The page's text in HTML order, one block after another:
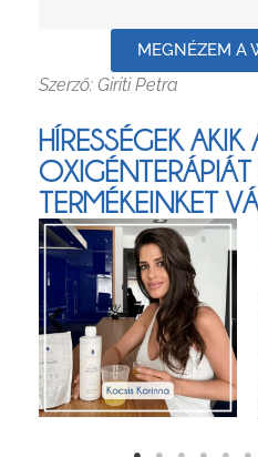
MEGNÉZEM A
Szerző: Giriti Petra
HÍRESSÉGEK AKIK
OXIGÉNTERÁPIÁT
TERMÉKEINKET